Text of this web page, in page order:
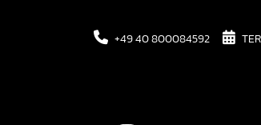
+49 40 800084592